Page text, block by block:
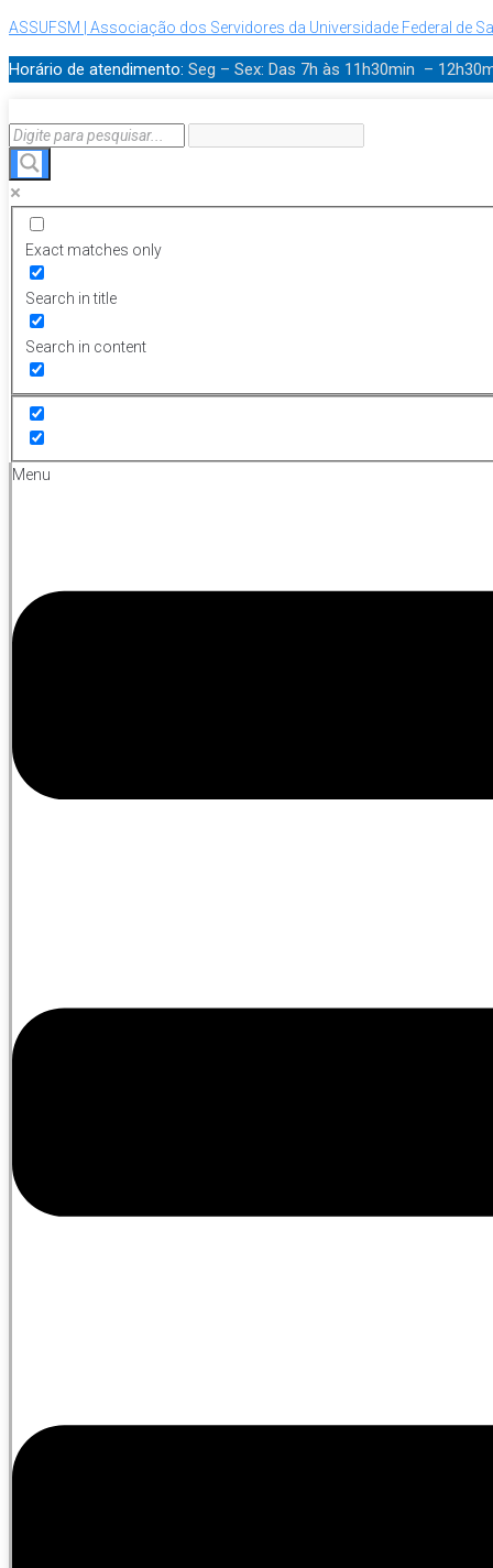
ASSUFSM | Associação dos Servidores da Universidade Federal de
Horário de atendimento: Seg – Sex: Das 7h às 11h30min –
Exact matches only
Search in title
Search in content
Menu